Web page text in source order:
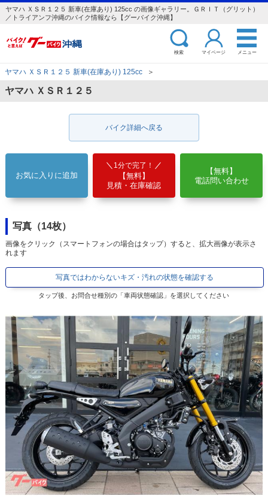
ヤマハ ＸＳＲ１２５ 新車(在庫あり) 125cc の画像ギャラリー。ＧＲＩＴ（グリット）
／トライアンフ沖縄のバイク情報なら【グーバイク沖縄】
検索 マイページ メニュー
ヤマハ ＸＳＲ１２５ 新車(在庫あり) 125cc ＞
ヤマハ ＸＳＲ１２５
バイク詳細へ戻る
お気に入りに追加
1分で完了！
【無料】
見積・在庫確認
【無料】
電話問い合わせ
写真（14枚）
画像をクリック（スマートフォンの場合はタップ）すると、拡大画像が表示さ
れます
写真ではわからないキズ・汚れの状態を確認する
タップ後、お問合せ種別の「車両状態確認」を選択してください